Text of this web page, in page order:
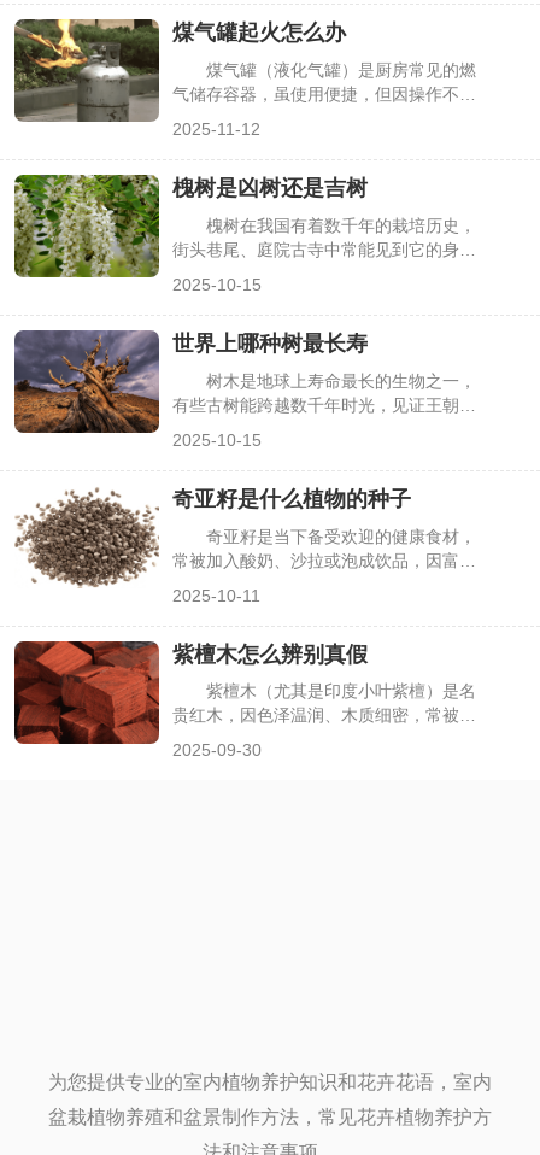
验不足，误判乌龟耐饿时间，导致乌龟因
长期断食出现健康问题。理清不同情况下
乌龟的耐饿极限及断食风险，才能更好地
保障乌龟生存，下面详细介绍相关要点。
煤气罐起火怎么办
煤气罐（液化气罐）是厨房常见的燃
气储存容器，虽使用便捷，但因操作不
当、设备老化等问题，可能出现起火情
离，易导致火势扩大甚至引发爆炸。掌握
科学的紧急处置方法，能在关键时刻控制
火情、降低风险，保障自身与家庭安全，
下面详细介绍具体应对要点。
2025-11-12
槐树是凶树还是吉树
槐树在我国有着数千年的栽培历史，
街头巷尾、庭院古寺中常能见到它的身
人说它是“吉树”，象征吉祥长寿；也有人
认为它是“凶树”，与“鬼”“阴”相关联。这种
争议让不少人在种植或靠近槐树时心存顾
虑，其实槐树的“凶”“吉”说法多源于文化
寓意与民间传说，需结合历史与现实客观
看待，下面详细解析。
2025-10-15
世界上哪种树最长寿
树木是地球上寿命最长的生物之一，
有些古树能跨越数千年时光，见证王朝更
引着植物爱好者，也为科研人员研究气候
变化、物种适应提供了重要线索。目前，
通过科学测年（如碳-14测年法），几种
长寿树种逐渐进入大众视野，其中以北美
红杉、狐尾松尤为突出，下面详细解析世
界上最长寿的树木及其特性。
2025-10-15
奇亚籽是什么植物的种子
奇亚籽是当下备受欢迎的健康食材，
常被加入酸奶、沙拉或泡成饮品，因富含
道它是“营养种子”，却不清楚它来自哪种
植物，甚至会与亚麻籽、芝麻等混淆。其
实奇亚籽的来源植物有明确分类，且有独
特的生长特性，下面详细解析奇亚籽对应
的植物种类及相关知识。
2025-10-11
紫檀木怎么辨别真假
紫檀木（尤其是印度小叶紫檀）是名
贵红木，因色泽温润、木质细密，常被用
于制作家具、手串、摆件等，兼具实用与
2025-09-30
为您提供专业的室内植物养护知识和花卉花语，室内
盆栽植物养殖和盆景制作方法，常见花卉植物养护方